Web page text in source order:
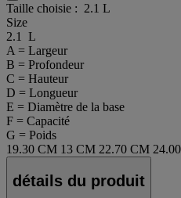
Taille choisie : 2.1 L
Size
2.1 L
A = Largeur
B = Profondeur
C = Hauteur
D = Longueur
E = Diamètre de la base
F = Capacité
G = Poids
19.30 CM 13 CM 22.70 CM
détails du produit